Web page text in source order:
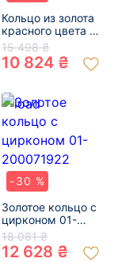
Кольцо из золота
красного цвета с
цирконом 01-
200050795
15 498 ₴
10 824 ₴
-30 %
Золотое кольцо с
цирконом 01-
200071922
18 081 ₴
12 628 ₴